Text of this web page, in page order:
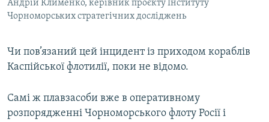
Андрій Клименко, керівник проєкту Інституту
Чорноморських стратегічних досліджень
Чи пов’язаний цей інцидент із приходом кораблів
Каспійської флотилії, поки не відомо.
Самі ж плавзасоби вже в оперативному
розпорядженні Чорноморського флоту Росії і